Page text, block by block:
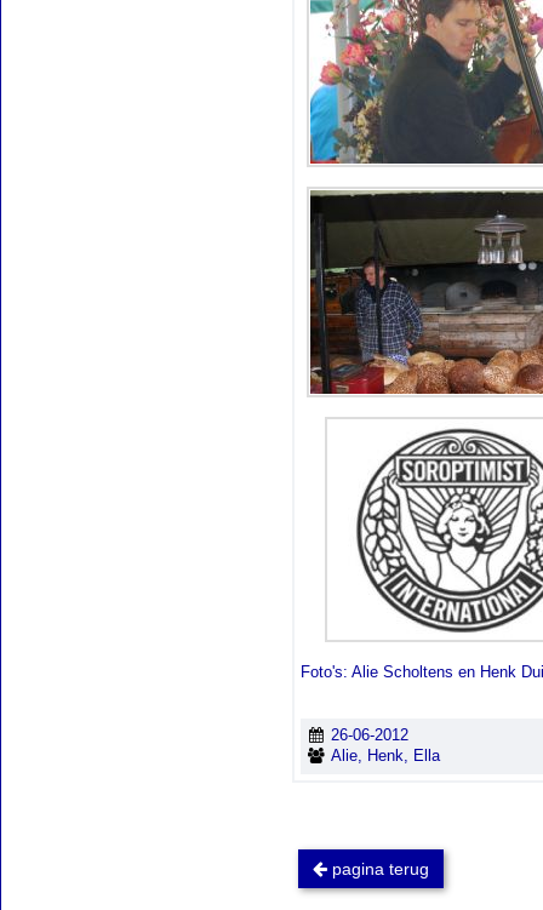
Foto's: Alie Scholtens en Henk
26-06-2012
Alie, Henk, Ella
pagina terug